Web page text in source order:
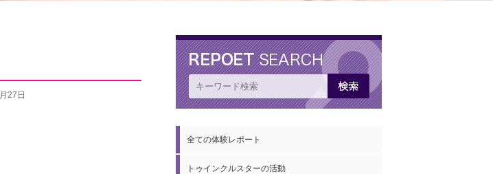
27日
全ての体験レポート
トゥインクルスターの活動